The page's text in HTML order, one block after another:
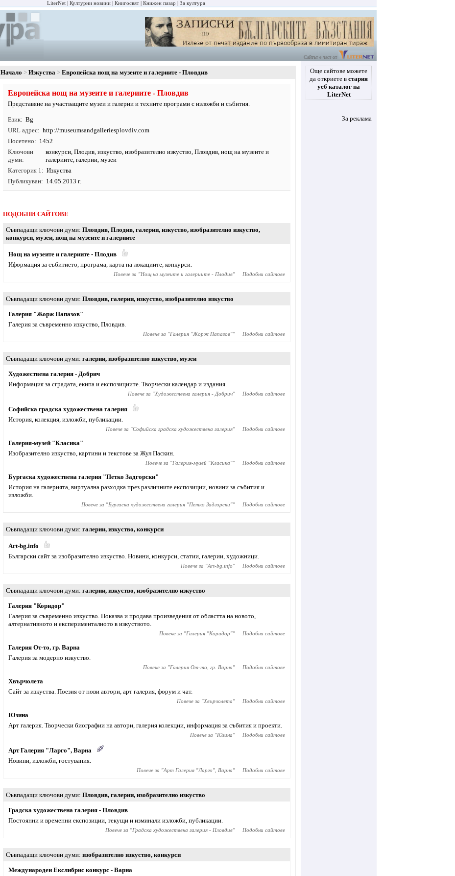
LiterNet Културни новини Книгосвят Книжен пазар За култура
Сайтът е част от
Начало Изкуства Европейска нощ на музеите и галериите - Пловдив
Европейска нощ на музеите и галериите - Пловдив
Представяне на участващите музеи и галерии и техните програми с изложби и събития.
Език
Bg
URL адрес
http://museumsandgalleriesplovdiv.com
Посетено
1452
Ключови
думи
конкурси, Плодив, изкуство, изобразително изкуство, Пловдив, нощ на музеите и
галериите, галерии, музеи
Категория 1
Изкуства
Публикуван
14.05.2013 г.
ПОДОБНИ САЙТОВЕ
Съвпадащи ключови думи Пловдив, Плодив, галерии, изкуство, изобразително изкуство,
конкурси, музеи, нощ на музеите и галериите
Нощ на музеите и галериите - Плодив
Иформация за събитието, програма, карта на локациите, конкурси.
Повече за "Нощ на музеите и галериите - Плодив" Подобни сайтове
Съвпадащи ключови думи Пловдив, галерии, изкуство, изобразително изкуство
Галерия "Жорж Папазов"
Галерия за съвременно изкуство, Пловдив.
Повече за "Галерия "Жорж Папазов"" Подобни сайтове
Съвпадащи ключови думи галерии, изобразително изкуство, музеи
Художествена галерия - Добрич
Информация за сградата, екипа и експозициите. Творчески календар и издания.
Повече за "Художествена галерия - Добрич" Подобни сайтове
Софийска градска художествена галерия
История, колекция, изложби, публикации.
Повече за "Софийска градска художествена галерия" Подобни сайтове
Галерия-музей "Класика"
Изобразително изкуство, картини и текстове за Жул Паскин.
Повече за "Галерия-музей "Класика"" Подобни сайтове
Бургаска художествена галерия "Петко Задгорски"
История на галерията, виртуална разходка през различните експозиции, новини за събития и
изложби.
Повече за "Бургаска художествена галерия "Петко Задгорски"" Подобни сайтове
Съвпадащи ключови думи галерии, изкуство, конкурси
Art-bg.info
Български сайт за изобразително изкуство. Новини, конкурси, статии, галерии, художници.
Повече за "Art-bg.info" Подобни сайтове
Съвпадащи ключови думи галерии, изкуство, изобразително изкуство
Галерия "Коридор"
Галерия за съвременно изкуство. Показва и продава произведения от областта на новото,
алтернативното и експерименталното в изкуството.
Повече за "Галерия "Коридор"" Подобни сайтове
Галерия От-то, гр. Варна
Галерия за модерно изкуство.
Повече за "Галерия От-то, гр. Варна" Подобни сайтове
Хвърчолета
Сайт за изкуства. Поезия от нови автори, арт галерия, форум и чат.
Повече за "Хвърчолета" Подобни сайтове
Юзина
Арт галерия. Творчески биографии на автори, галерия колекции, информация за събития и проекти.
Повече за "Юзина" Подобни сайтове
Арт Галерия "Ларго", Варна
Новини, изложби, гостувания.
Повече за "Арт Галерия "Ларго", Варна" Подобни сайтове
Съвпадащи ключови думи Пловдив, галерии, изобразително изкуство
Градска художествена галерия - Пловдив
Постоянни и временни експозиции, текущи и изминали изложби, публикации.
Повече за "Градска художествена галерия - Пловдив" Подобни сайтове
Съвпадащи ключови думи изобразително изкуство, конкурси
Международен Екслибрис конкурс - Варна
Още сайтове можете
да откриете в стария
уеб каталог на
LiterNet
За реклама